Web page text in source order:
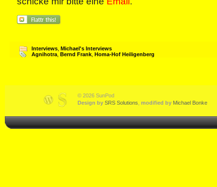
Interviews Michael's Interviews
Agnihotra Bernd Frank Homa-Hof Heiligenberg
© 2026 SunPod
Design by SRS Solutions modified by Michael Bonke